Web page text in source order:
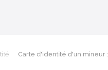
Carte d'identité d'un mineur :